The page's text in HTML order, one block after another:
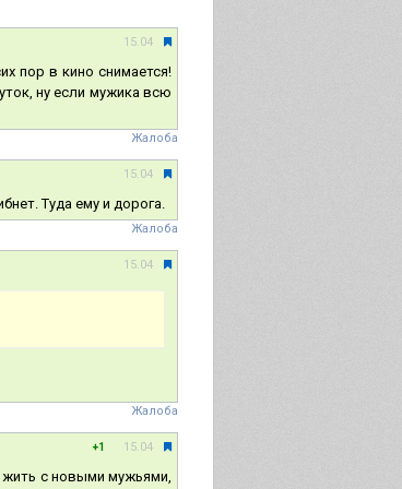
15.04
пор в кино снимается!
ну если мужика всю
Жалоба
15.04
Туда ему и дорога.
Жалоба
15.04
Жалоба
15.04
+1
жить с новыми мужьями,